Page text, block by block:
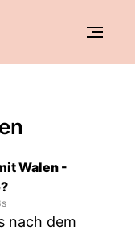
Walen -
nach dem